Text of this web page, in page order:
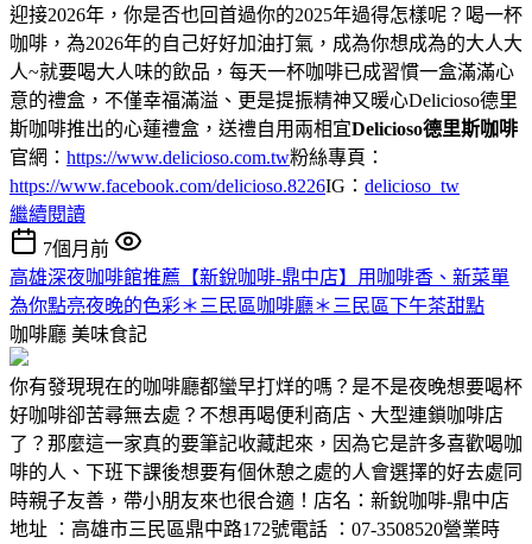
迎接2026年，你是否也回首過你的2025年過得怎樣呢？喝一杯
咖啡，為2026年的自己好好加油打氣，成為你想成為的大人大
人~就要喝大人味的飲品，每天一杯咖啡已成習慣一盒滿滿心
意的禮盒，不僅幸福滿溢、更是提振精神又暖心Delicioso德里
斯咖啡推出的心蓮禮盒，送禮自用兩相宜Delicioso德里斯咖啡
官網： https://www.delicioso.com.tw粉絲專頁：
https://www.facebook.com/delicioso.8226IG： delicioso_tw
繼續閱讀
7個月前
高雄深夜咖啡館推薦【新銳咖啡-鼎中店】用咖啡香、新菜單
為你點亮夜晚的色彩＊三民區咖啡廳＊三民區下午茶甜點
咖啡廳 美味食記
你有發現現在的咖啡廳都蠻早打烊的嗎？是不是夜晚想要喝杯
好咖啡卻苦尋無去處？不想再喝便利商店、大型連鎖咖啡店
了？那麼這一家真的要筆記收藏起來，因為它是許多喜歡喝咖
啡的人、下班下課後想要有個休憩之處的人會選擇的好去處同
時親子友善，帶小朋友來也很合適！店名：新銳咖啡-鼎中店
地址 ：高雄市三民區鼎中路172號電話 ：07-3508520營業時